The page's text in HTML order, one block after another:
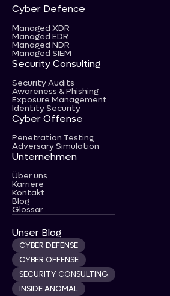
Cyber Defence
Managed XDR
Managed EDR
Managed NDR
Managed SIEM
Security Consulting
Security Audits
Awareness & Phishing
Exposure Management
Identity Security
Cyber Offense
Penetration Testing
Adversary Simulation
Unternehmen
Über uns
Karriere
Kontakt
Blog
Glossar
Unser Blog
CYBER DEFENSE
CYBER OFFENSE
SECURITY CONSULTING
INSIDE ANOMAL